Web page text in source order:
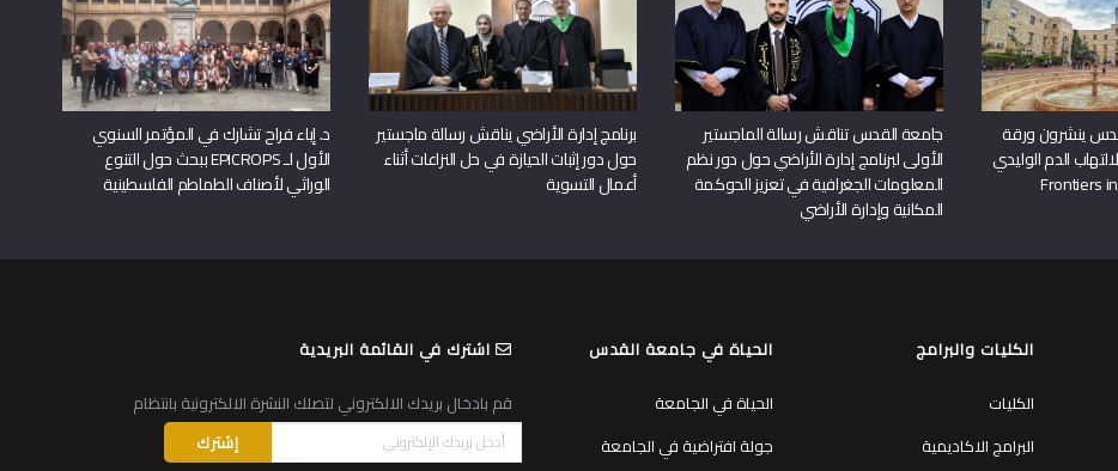
ينشرون ورقة
الدم الوليدي
جامعة القدس تناقش رسالة الماجستير
الأولى لبرنامج إدارة الأراضي حول دور نظم
المعلومات الجغرافية في تعزيز الحوكمة
المكانية وإدارة الأراضي
برنامج إدارة الأراضي يناقش رسالة ماجستير
حول دور إثبات الحيازة في حل النزاعات أثناء
أعمال التسوية
د. إباء فراح تشارك في المؤتمر السنوي
الأول لـ EPICROPS ببحث حول التنوع
الوراثي لأصناف الطماطم الفلسطينية
الكليات والبرامج
الكليات
البرامج الاكاديمية
الحياة في جامعة القدس
الحياة في الجامعة
جولة افتراضية في الجامعة
اشترك في القائمة البريدية
قم بادخال بريدك الالكتروني لتصلك النشرة الالكترونية بانتظام